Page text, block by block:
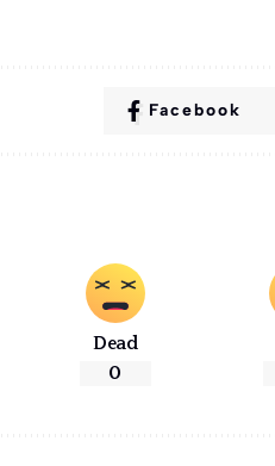
Facebook
Dead
0